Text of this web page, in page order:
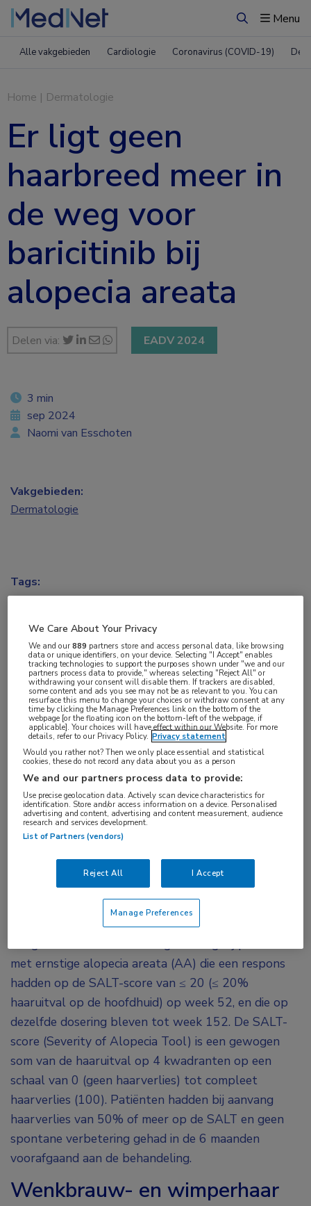
ZoekenMenu
Alle vakgebieden Cardiologie Coronavirus (COVID-19)
Home | Dermatologie
Er ligt geen
haarbreed meer in
de weg voor
baricitinib bij
alopecia areata
Delen via: EADV 2024
In de fase III-studies BRAVE-AA1 en -2 heeft de
JAK-remmer baricitinib tot 36 weken aangetoond
effectief te zijn ten opzichte van placebo voor de
hergroei van haar.1In deze follow-upstudie
blijken de resultaten ook aan te houden bij
continu gebruik tot 3 jaar.2
Er zijn al langetermijngegevens bekend over de
veiligheid en effectiviteit van baricitinib bij andere
indicaties, zoals reumatoïde arteritis en
constitutioneel eczeem,3-6
vormen van alopecia areata (AA), waar patiënten
vaak lang therapie nodig hebben.7
Ernstig AA
Deze analyse heeft gekeken naar de effectiviteit en
met ernstige alopecia areata (AA) die een respons
hadden op de SALT-score van ≤ 20 (≤ 20%
haaruitval op de hoofdhuid) op week 52, en die op
dezelfde dosering bleven tot week 152. De SALT-
score (Severity of Alopecia Tool) is een gewogen
som van de haaruitval op 4 kwadranten op een
schaal van 0 (geen haarverlies) tot compleet
haarverlies (100). Patiënten hadden bij aanvang
haarverlies van 50% of meer op de SALT en geen
spontane verbetering gehad in de 6 maanden
voorafgaand aan de behandeling.
Wenkbrauw- en wimperhaar
3 min
sep 2024
Naomi van Esschoten
Vakgebieden:
Dermatologie
Tags:
alopecia,baricitinib,JAK-remmer
We Care About Your Privacy
We and our889 partners store and access personal data, like browsing
data or unique identifiers, on your device. Selecting "I Accept" enables
tracking technologies to support the purposes shown under "we and our
partners process data to provide," whereas selecting "Reject All" or
withdrawing your consent will disable them. If trackers are disabled,
some content and ads you see may not be as relevant to you. You can
resurface this menu to change your choices or withdraw consent at any
time by clicking the Manage Preferences link on the bottom of the
webpage [or the floating icon on the bottom-left of the webpage, if
applicable]. Your choices will have effect within our Website. For more
details, refer to our Privacy Policy. Privacy statement
Would you rather not? Then we only place essential and statistical
cookies, these do not record any data about you as a person
We and our partners process data to provide:
Use precise geolocation data. Actively scan device characteristics for
identification. Store and/or access information on a device. Personalised
advertising and content, advertising and content measurement, audience
research and services development.
List of Partners (vendors)
Reject All I Accept
Manage Preferences